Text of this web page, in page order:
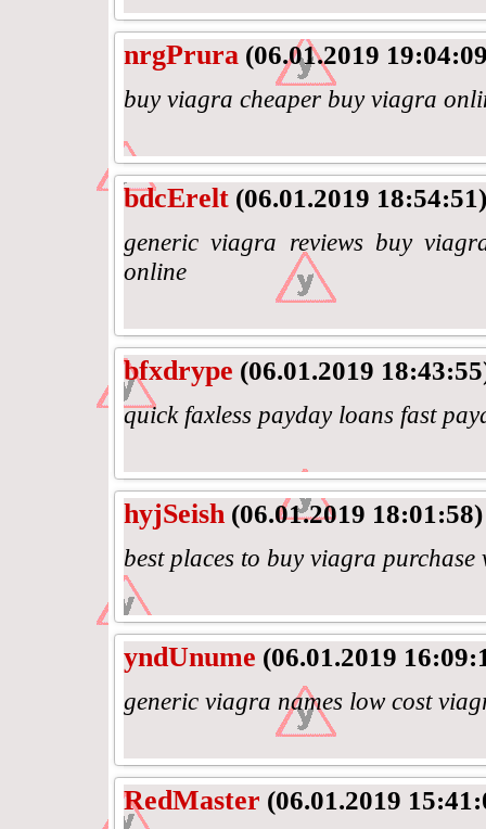
nrgPrura (06.01.2019
buy viagra cheaper buy viagra
bdcErelt (06.01.2019 18:54:51)
generic viagra reviews buy
online
bfxdrype (06.01.2019
quick faxless payday loans fast
hyjSeish (06.01.2019 18:01:58)
best places to buy viagra
yndUnume (06.01.2019
generic viagra names low cost
RedMaster (06.01.2019